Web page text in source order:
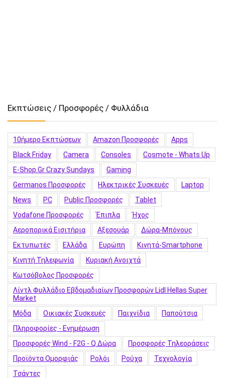
Εκπτώσεις / Προσφορές / Φυλλάδια
10ήμερο Εκπτώσεων Amazon Προσφορές
Apps
Black Friday
Camera Consoles
Cosmote - Whats Up
E-Shop.gr Crazy Sundays
Gaming
Germanos Προσφορές
Hλεκτρικές Συσκευές
Laptop
News
PC Public Προσφορές
Tablet
Vodafone Προσφορές
Έπιπλα
Ήχος
Αεροπορικά Εισιτήρια
Αξεσουάρ
Δώρα-Μπόνους
Εκτυπωτές
Ελλάδα Ευρώπη
Κινητά-Smartphone
Κινητή Τηλεφωνία
Κυριακή Ανοιχτά
Κωτσόβολος Προσφορές
Λίντλ Φυλλάδιο Εβδομαδιαίων Προσφορών Lidl Hellas Super
Market
Μόδα
Οικιακές Συσκευές Παιχνίδια
Παπούτσια
Πληροφορίες - Ενημέρωση
Προσφορές Wind - F2G - Q Δώρα
Προσφορές Τηλεοράσεις
Προϊόντα Ομορφιάς
Ρολόι Ρούχα
Τεχνολογία
Τσάντες